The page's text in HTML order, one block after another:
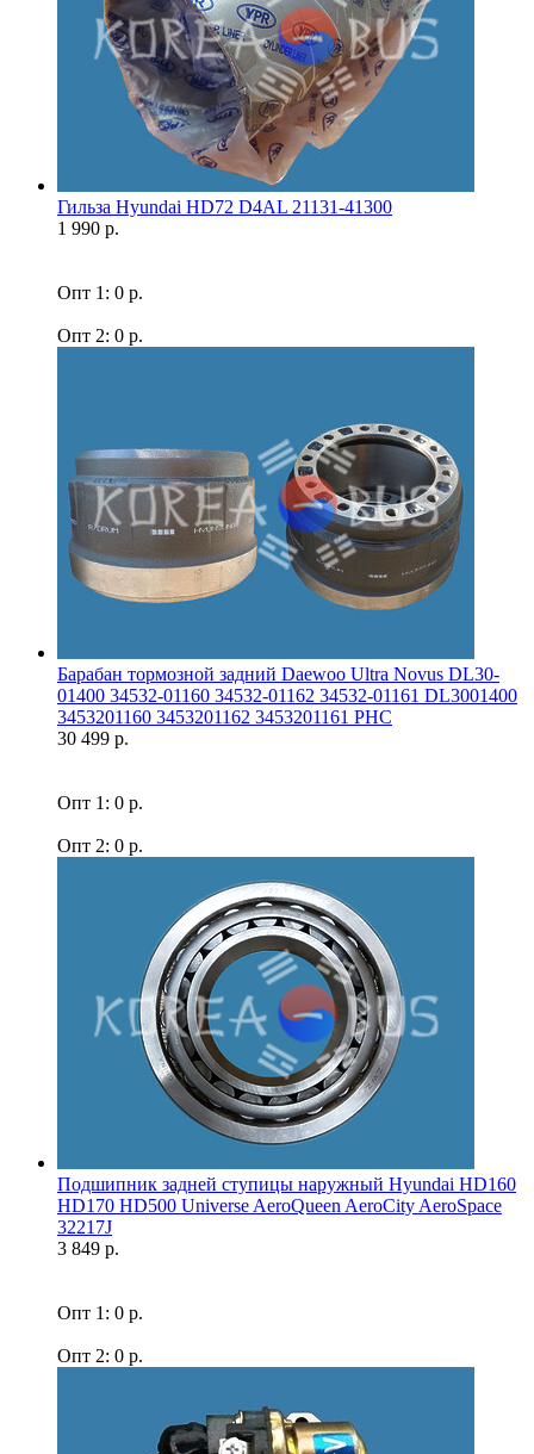
Гильза Hyundai HD72 D4AL 21131-41300
1 990 р.
Опт 1: 0 р.
Опт 2: 0 р.
Барабан тормозной задний Daewoo Ultra Novus DL30-
01400 34532-01160 34532-01162 34532-01161 DL3001400
3453201160 3453201162 3453201161 PHC
30 499 р.
Опт 1: 0 р.
Опт 2: 0 р.
Подшипник задней ступицы наружный Hyundai HD160
HD170 HD500 Universe AeroQueen AeroCity AeroSpace
32217J
3 849 р.
Опт 1: 0 р.
Опт 2: 0 р.